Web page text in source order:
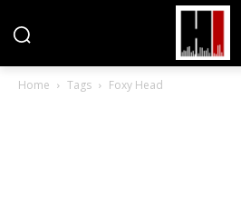
Home Tags Foxy Head